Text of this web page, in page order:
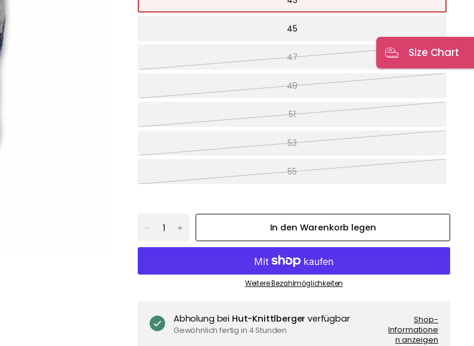
45
47
49
51
53
55
In den Warenkorb legen
Weitere Bezahlmöglichkeiten
Abholung bei Hut-Knittlberger verfügbar
Gewöhnlich fertig in 4 Stunden
Shop-
Informatione
n anzeigen
Size Chart